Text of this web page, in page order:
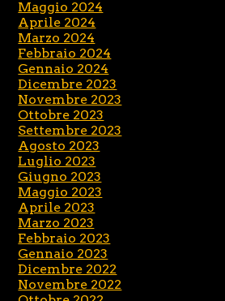
Maggio 2024
Aprile 2024
Marzo 2024
Febbraio 2024
Gennaio 2024
Dicembre 2023
Novembre 2023
Ottobre 2023
Settembre 2023
Agosto 2023
Luglio 2023
Giugno 2023
Maggio 2023
Aprile 2023
Marzo 2023
Febbraio 2023
Gennaio 2023
Dicembre 2022
Novembre 2022